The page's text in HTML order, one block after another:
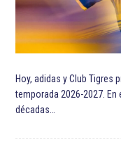
Hoy, adidas y Club Tigres
temporada 2026-2027.
décadas…